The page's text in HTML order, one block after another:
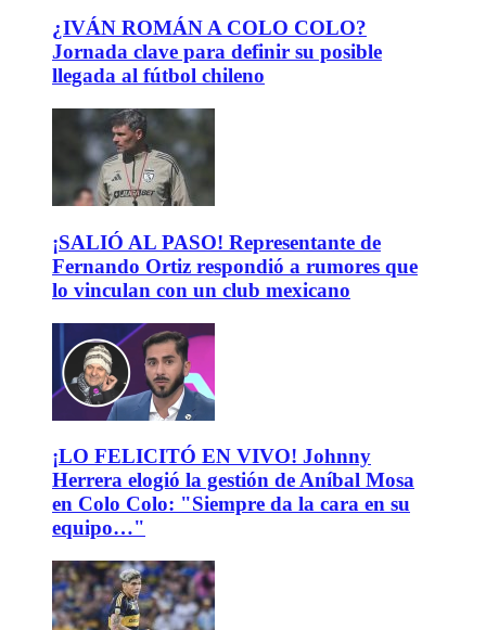
¿IVÁN ROMÁN A COLO COLO?
Jornada clave para definir su posible
llegada al fútbol chileno
¡SALIÓ AL PASO! Representante de
Fernando Ortiz respondió a rumores que
lo vinculan con un club mexicano
¡LO FELICITÓ EN VIVO! Johnny
Herrera elogió la gestión de Aníbal Mosa
en Colo Colo: "Siempre da la cara en su
equipo…"